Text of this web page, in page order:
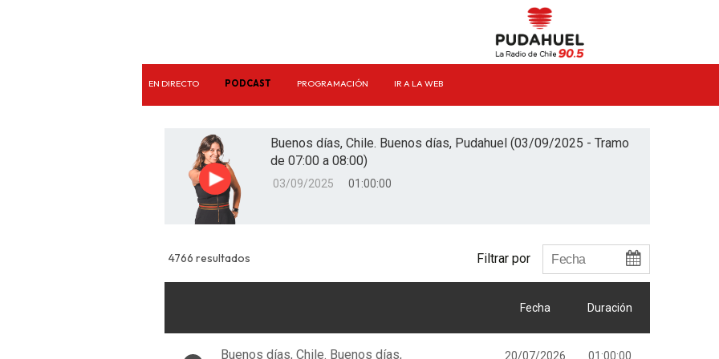
EN DIRECTO PODCAST PROGRAMACIÓN IR A LA WEB
Reproducir
Buenos días, Chile. Buenos días, Pudahuel (03/09/2025 - Tramo
de 07:00 a 08:00)
03/09/2025 01:00:00
4766 resultados Filtrar por
Fecha Duración
Buenos días, Chile. Buenos días,
20/07/2026 01:00:00